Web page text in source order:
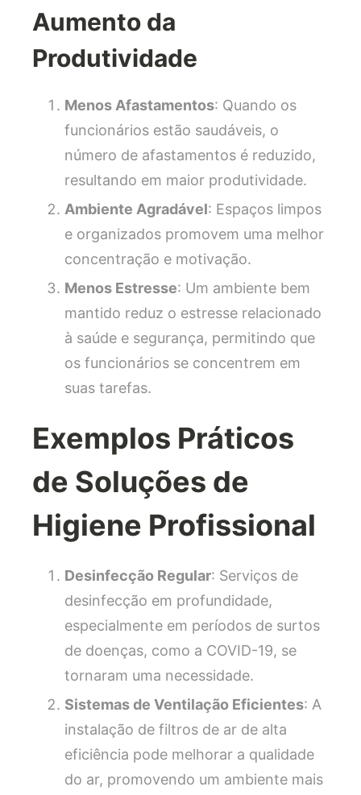
Aumento da
Produtividade
Menos Afastamentos: Quando os
funcionários estão saudáveis, o
número de afastamentos é reduzido,
resultando em maior produtividade.
Ambiente Agradável: Espaços limpos
e organizados promovem uma melhor
concentração e motivação.
Menos Estresse: Um ambiente bem
mantido reduz o estresse relacionado
à saúde e segurança, permitindo que
os funcionários se concentrem em
suas tarefas.
Exemplos Práticos
de Soluções de
Higiene Profissional
Desinfecção Regular: Serviços de
desinfecção em profundidade,
especialmente em períodos de surtos
de doenças, como a COVID-19, se
tornaram uma necessidade.
Sistemas de Ventilação Eficientes: A
instalação de filtros de ar de alta
eficiência pode melhorar a qualidade
do ar, promovendo um ambiente mais